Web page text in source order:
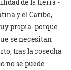
de la tierra -
y el Caribe,
propia- porque
se necesitan
tras la cosecha
no se puede